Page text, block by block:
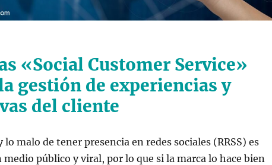
«Social Customer Service»
gestión de experiencias y
del cliente
lo malo de tener presencia en redes sociales (RRSS) es
medio público y viral, por lo que si la marca lo hace bien